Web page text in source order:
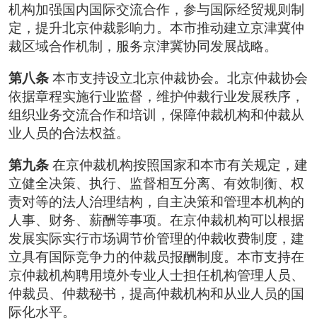
机构加强国内国际交流合作，参与国际经贸规则制
定，提升北京仲裁影响力。本市推动建立京津冀仲
裁区域合作机制，服务京津冀协同发展战略。
第八条本市支持设立北京仲裁协会。北京仲裁协会
依据章程实施行业监督，维护仲裁行业发展秩序，
组织业务交流合作和培训，保障仲裁机构和仲裁从
业人员的合法权益。
第九条在京仲裁机构按照国家和本市有关规定，建
立健全决策、执行、监督相互分离、有效制衡、权
责对等的法人治理结构，自主决策和管理本机构的
人事、财务、薪酬等事项。在京仲裁机构可以根据
发展实际实行市场调节价管理的仲裁收费制度，建
立具有国际竞争力的仲裁员报酬制度。本市支持在
京仲裁机构聘用境外专业人士担任机构管理人员、
仲裁员、仲裁秘书，提高仲裁机构和从业人员的国
际化水平。